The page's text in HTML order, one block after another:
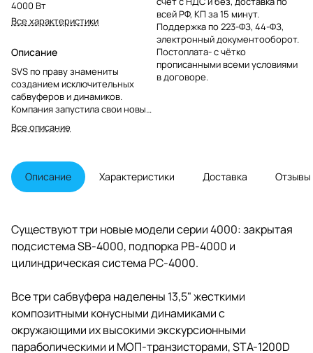
4000 Вт
Все характеристики
Описание
SVS по праву знамениты
созданием исключительных
сабвуферов и динамиков.
Компания запустила свои новые
сабвуферы 4000 Series, которые
будут обладать эталонным
функциями по привлекательным
ценам.
Все описание
всей РФ, КП за 15 минут.
Поддержка по 223-ФЗ, 44-ФЗ,
электронный документооборот.
Постоплата- с чётко
прописанными всеми условиями
в договоре.
Описание Характеристики Доставка Отзывы
Существуют три новые модели серии 4000: закрытая
подсистема SB-4000, подпорка PB-4000 и
цилиндрическая система PC-4000.
Все три сабвуфера наделены 13,5" жесткими
композитными конусными динамиками с
окружающими их высокими экскурсионными
параболическими и МОП-транзисторами, STA-1200D